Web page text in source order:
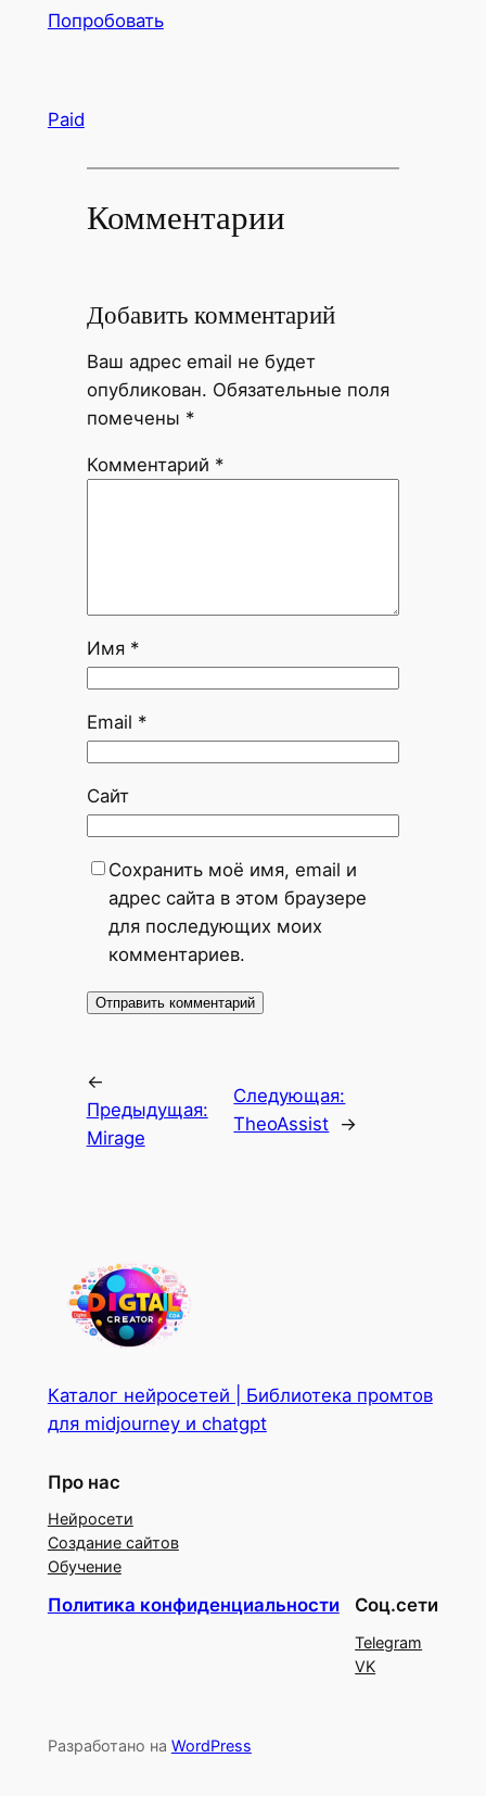
Попробовать
Paid
Комментарии
Добавить комментарий
Ваш адрес email не будет
опубликован. Обязательные поля
помечены *
Комментарий *
Имя *
Email *
Сайт
Сохранить моё имя, email и
адрес сайта в этом браузере
для последующих моих
комментариев.
←
Предыдущая:
Mirage
Следующая:
TheoAssist →
Каталог нейросетей | Библиотека промтов
для midjourney и chatgpt
Про нас
Нейросети
Создание сайтов
Обучение
Политика конфиденциальности Соц.сети
Telegram
VK
Разработано на WordPress